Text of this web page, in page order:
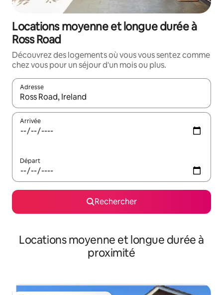
Locations moyenne et longue durée à
Ross Road
Découvrez des logements où vous vous sentez comme
chez vous pour un séjour d'un mois ou plus.
Adresse
Lorsque les résultats s'affichent, utilisez les flèches vers le
Arrivée
Départ
Rechercher
Locations moyenne et longue durée à
proximité